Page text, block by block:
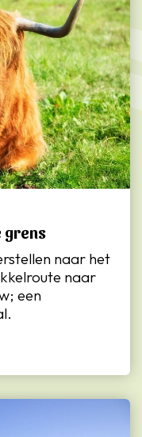
grens
naar het
naar
een